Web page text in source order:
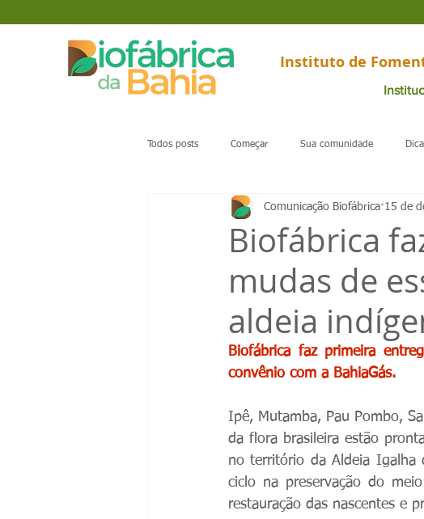
Instituto de
Todos posts Começar Sua comunidade
Biofábrica
mudas de
aldeia
Comunicação Biofábrica 15 de
Biofábrica faz primeira
convênio com a BahiaGás.
Ipê, Mutamba, Pau Pombo,
da flora brasileira estão
no território da Aldeia Igalha
ciclo na preservação do
restauração das nascentes e